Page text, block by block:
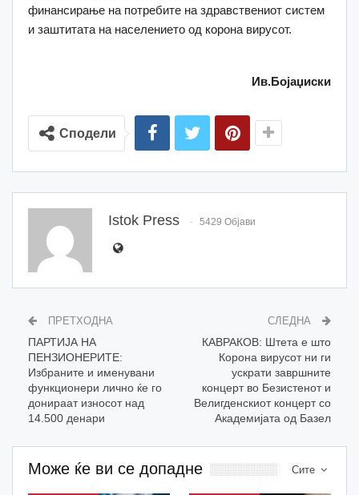
финансирање на потребите на здравствениот систем
и заштитата на населението од корона вирусот.
Ив.Бојаџиски
Сподели
Istok Press 5429 Објави
ПРЕТХОДНА
ПАРТИЈА НА
ПЕНЗИОНЕРИТЕ:
Избраните и именувани
функционери лично ќе го
донираат износот над
14.500 денари
СЛЕДНА
КАВРАКОВ: Штета е што
Корона вирусот ни ги
ускрати завршните
концерт во Безистенот и
Велигденскиот концерт со
Академијата од Базел
Сите
Може ќе ви се допадне